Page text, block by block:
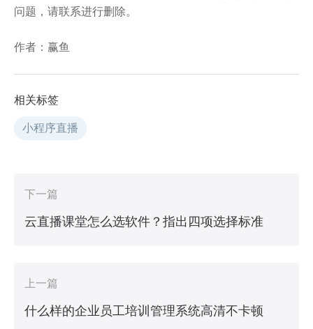
问题，请联系进行删除。
作者：赢鱼
相关标签
小程序直播
下一篇
云直播课堂怎么选软件？指出四项选择标准
上一篇
什么样的企业员工培训管理系统高清不卡顿